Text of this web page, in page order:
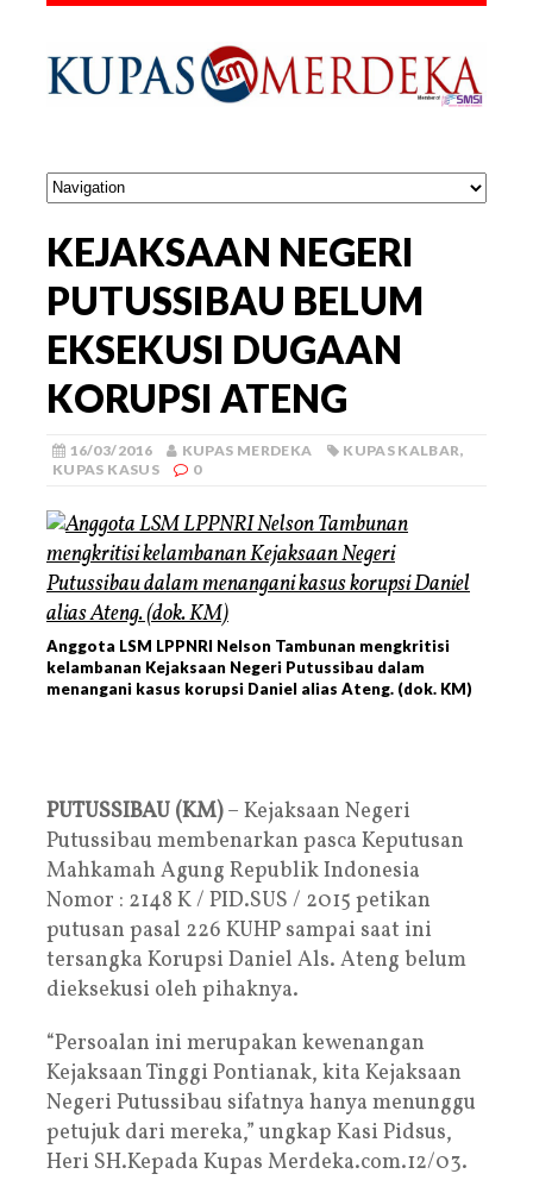
KEJAKSAAN NEGERI
PUTUSSIBAU BELUM
EKSEKUSI DUGAAN
KORUPSI ATENG
16/03/2016 KUPAS MERDEKA KUPAS KALBAR,
KUPAS KASUS
0
Anggota LSM LPPNRI Nelson Tambunan mengkritisi
kelambanan Kejaksaan Negeri Putussibau dalam
menangani kasus korupsi Daniel alias Ateng. (dok. KM)
PUTUSSIBAU (KM)– Kejaksaan Negeri
Putussibau membenarkan pasca Keputusan
Mahkamah Agung Republik Indonesia
Nomor : 2148 K / PID.SUS / 2015 petikan
putusan pasal 226 KUHP sampai saat ini
tersangka Korupsi Daniel Als. Ateng belum
dieksekusi oleh pihaknya.
“Persoalan ini merupakan kewenangan
Kejaksaan Tinggi Pontianak, kita Kejaksaan
Negeri Putussibau sifatnya hanya menunggu
petujuk dari mereka,” ungkap Kasi Pidsus,
Heri SH.Kepada Kupas Merdeka.com.12/03.